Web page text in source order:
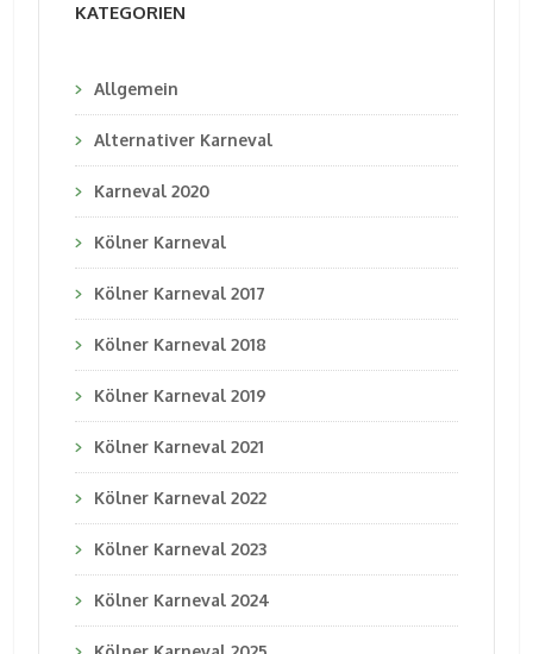
KATEGORIEN
Allgemein
Alternativer Karneval
Karneval 2020
Kölner Karneval
Kölner Karneval 2017
Kölner Karneval 2018
Kölner Karneval 2019
Kölner Karneval 2021
Kölner Karneval 2022
Kölner Karneval 2023
Kölner Karneval 2024